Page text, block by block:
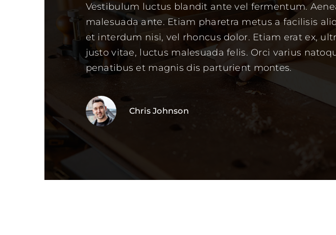
Vestibulum luctus blandit ante vel fermentum.
malesuada ante. Etiam pharetra metus a facilisis
et interdum nisi, vel rhoncus dolor. Etiam erat ex,
justo vitae, luctus malesuada felis. Orci varius
penatibus et magnis dis parturient montes.
Chris Johnson